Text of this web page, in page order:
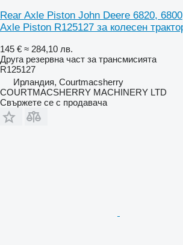
Rear Axle Piston John Deere 6820,
Axle Piston R125127 за колесен
145 € ≈ 284,10 лв.
Друга резервна част за трансмисията
R125127
Ирландия, Courtmacsherry
COURTMACSHERRY MACHINERY LTD
Свържете се с продавача